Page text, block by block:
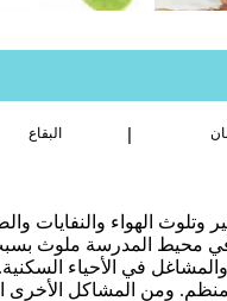
| البقاع
وتلوث الهواء
في محيط المدرسة ملوث
في الأحياء
ومن المشاكل الأخرى